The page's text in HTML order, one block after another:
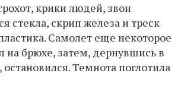
крики людей, звон
стекла, скрип железа и треск
Самолет еще некоторое
на брюхе, затем, дернувшись в
Темнота поглотила